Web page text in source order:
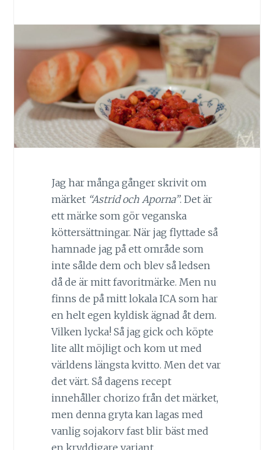
Jag har många gånger skrivit om
märket “Astrid och Aporna”. Det är
ett märke som gör veganska
köttersättningar. När jag flyttade så
hamnade jag på ett område som
inte sålde dem och blev så ledsen
då de är mitt favoritmärke. Men nu
finns de på mitt lokala ICA som har
en helt egen kyldisk ägnad åt dem.
Vilken lycka! Så jag gick och köpte
lite allt möjligt och kom ut med
världens längsta kvitto. Men det var
det värt. Så dagens recept
innehåller chorizo från det märket,
men denna gryta kan lagas med
vanlig sojakorv fast blir bäst med
en kryddigare variant.